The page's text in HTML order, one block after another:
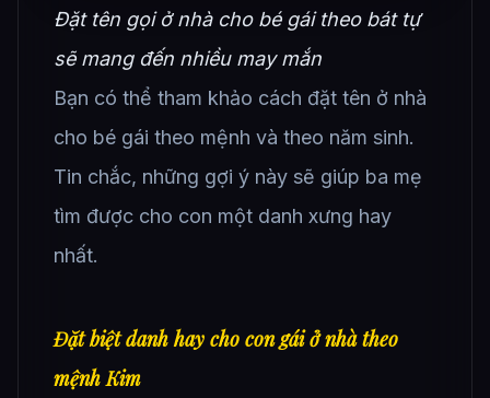
Đặt tên gọi ở nhà cho bé gái theo bát tự
sẽ mang đến nhiều may mắn
Bạn có thể tham khảo cách đặt tên ở nhà
cho bé gái theo mệnh và theo năm sinh.
Tin chắc, những gợi ý này sẽ giúp ba mẹ
tìm được cho con một danh xưng hay
nhất.
Đặt biệt danh hay cho con gái ở nhà theo
mệnh Kim